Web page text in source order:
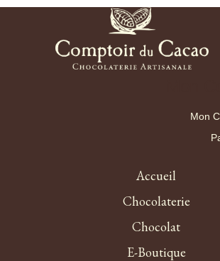
Mon
Accueil
Chocolaterie
Chocolat
E-Boutique